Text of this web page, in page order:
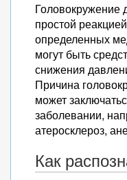
Головокружение
простой
определенных
могут быть
снижения
Причина
может
заболевании,
атеросклероз,
Как